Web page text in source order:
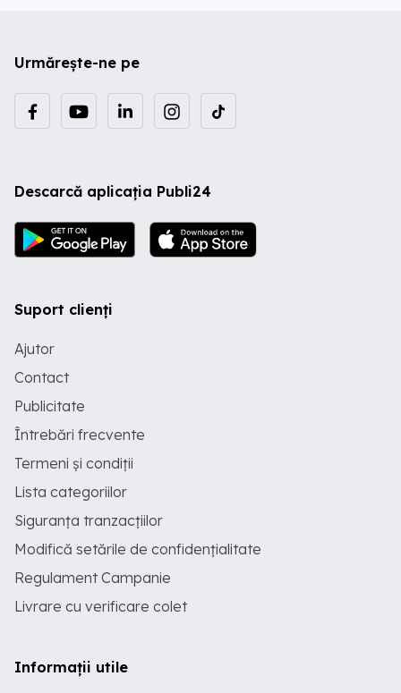
Urmărește-ne pe
Descarcă aplicația Publi24
Suport clienți
Ajutor
Contact
Publicitate
Întrebări frecvente
Termeni și condiții
Lista categoriilor
Siguranța tranzacțiilor
Modifică setările de confidențialitate
Regulament Campanie
Livrare cu verificare colet
Informații utile